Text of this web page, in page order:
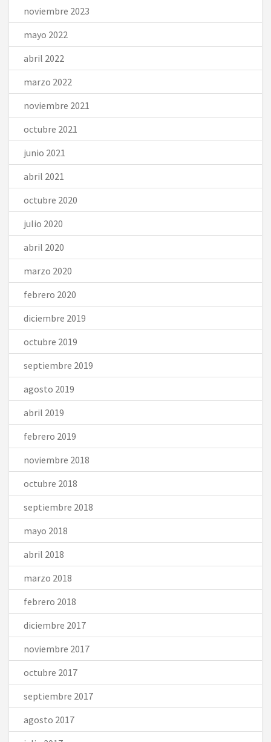
noviembre 2023
mayo 2022
abril 2022
marzo 2022
noviembre 2021
octubre 2021
junio 2021
abril 2021
octubre 2020
julio 2020
abril 2020
marzo 2020
febrero 2020
diciembre 2019
octubre 2019
septiembre 2019
agosto 2019
abril 2019
febrero 2019
noviembre 2018
octubre 2018
septiembre 2018
mayo 2018
abril 2018
marzo 2018
febrero 2018
diciembre 2017
noviembre 2017
octubre 2017
septiembre 2017
agosto 2017